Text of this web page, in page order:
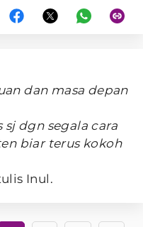
dan masa depan
dgn segala cara
biar terus kokoh
Inul.